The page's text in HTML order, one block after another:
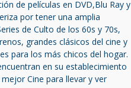
de películas en DVD,Blu Ray y
por tener una amplia
de Culto de los 60s y 70s,
grandes clásicos del cine y
para los más chicos del hogar.
en su establecimiento
Cine para llevar y ver